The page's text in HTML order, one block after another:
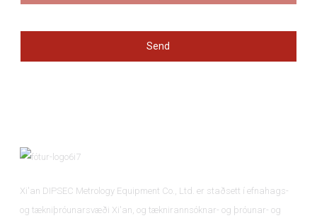
Send
Xi'an DIPSEC Metrology Equipment Co., Ltd. er staðsett í efnahags-
og tækniþróunarsvæði Xi'an, og tæknirannsóknar- og þróunar- og